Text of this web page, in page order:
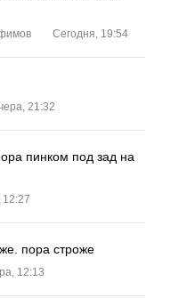
Сегодня, 19:54
21:32
пинком под зад на
12:27
пора строже
12:13